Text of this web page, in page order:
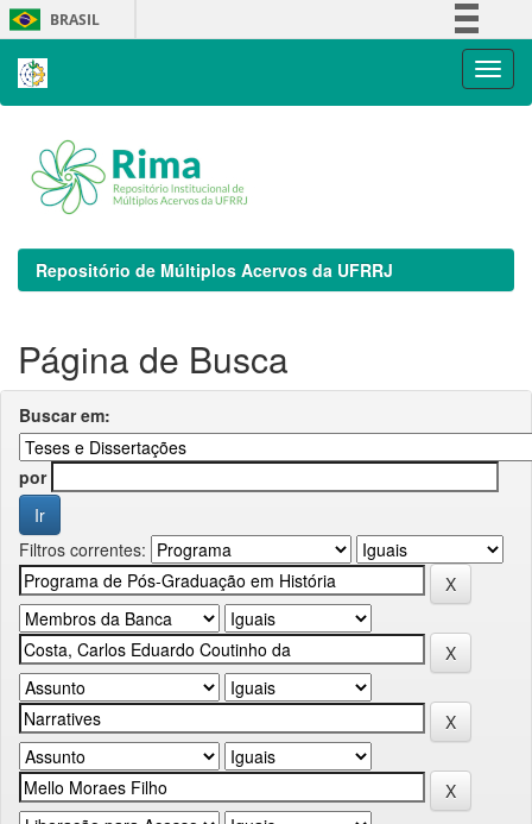
Skip
navigation
BRASIL
Repositório de Múltiplos Acervos da UFRRJ
Página de Busca
Buscar em:
por
Filtros correntes: